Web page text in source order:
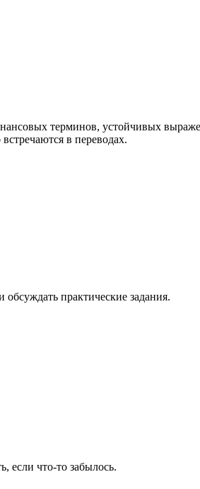
терминов, устойчивых
в переводах.
обсуждать практические задания.
если что-то забылось.